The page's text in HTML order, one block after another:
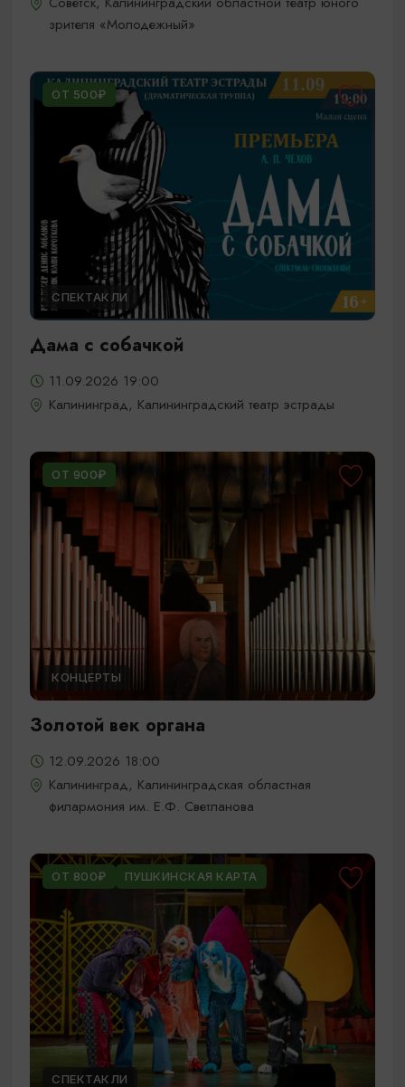
зрителя «Молодежный»
ОТ 500₽
СПЕКТАКЛИ
Дама с собачкой
11.09.2026 19:00
Калининград, Калининградский театр эстрады
ОТ 900₽
КОНЦЕРТЫ
Золотой век органа
12.09.2026 18:00
Калининград, Калининградская областная
филармония им. Е.Ф. Светланова
ОТ 800₽ ПУШКИНСКАЯ КАРТА
СПЕКТАКЛИ